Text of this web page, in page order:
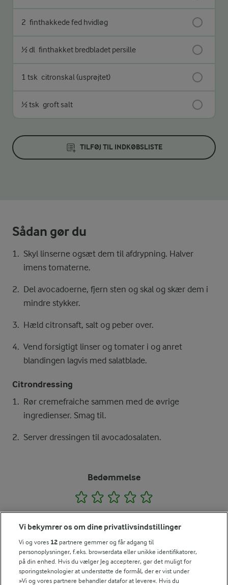
2 finthakkede fed hvidløg
½ dl finthakket bredbladet persille
1 tsk citronskal (usprøjtet)
½ tsk groft salt
TILFØJ TIL INDKØBSLISTE
Sådan gør du
Skyl linserne ogsæt dem til afdrypning. Halver
imens tomaterne.
Del avocadoerne, fjern sten og skal og skær dem i
mindre stykker.
Hæld citronsaft, salt og peber over.
Vend forsigtigt linser og tomater i og anret
blandingen lagvis med salatblade.
Citrondressing
Rør cremefraiche sammen med de øvrige
ingredienser. Smag til.
Server dressingen til avocadosalaten.
Bedømmelse
1 2 3 4
Tips til opskriften
Vi ved, at det tit er de små ting, der gør forskellen i
køkkenet. Derfor deler vi de tips, vi selv bruger, når vi
laver mad og udvikler opskrifter.
Vi bekymrer os om dine privatlivsindstillinger
Vi og vores 12 partnere gemmer og får adgang til
personoplysninger, f.eks. browserdata eller unikke identifikatorer,
på din enhed. Hvis du vælger Jeg accepterer, gør det muligt for
sporingsteknologier at understøtte de formål, der er vist under
»Vi og vores partnere behandler datafor at levere«. Hvis du